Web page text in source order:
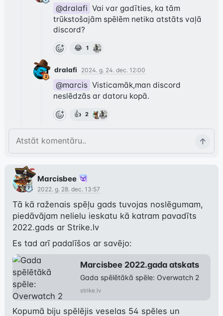
@dralafi Vai var gadīties, ka tām
trūkstošajām spēlēm netika atstāts vaļā
discord?
😂 1
dralafi 2024. g. 24. dec. 12:00
@marcis Visticamāk,man discord
neslēdzās ar datoru kopā.
👍 2
Marcisbee
2022. g. 28. dec. 13:57
Tā kā raženais spēļu gads tuvojas noslēgumam,
piedāvājam nelielu ieskatu kā katram pavadīts
2022.gads ar Strike.lv
Es tad arī padalīšos ar savējo:
Marcisbee 2022.gada atskats
Gada spēlētākā spēle: Overwatch 2
strike.lv
Kopumā biju spēlējis veselas 54 spēles un